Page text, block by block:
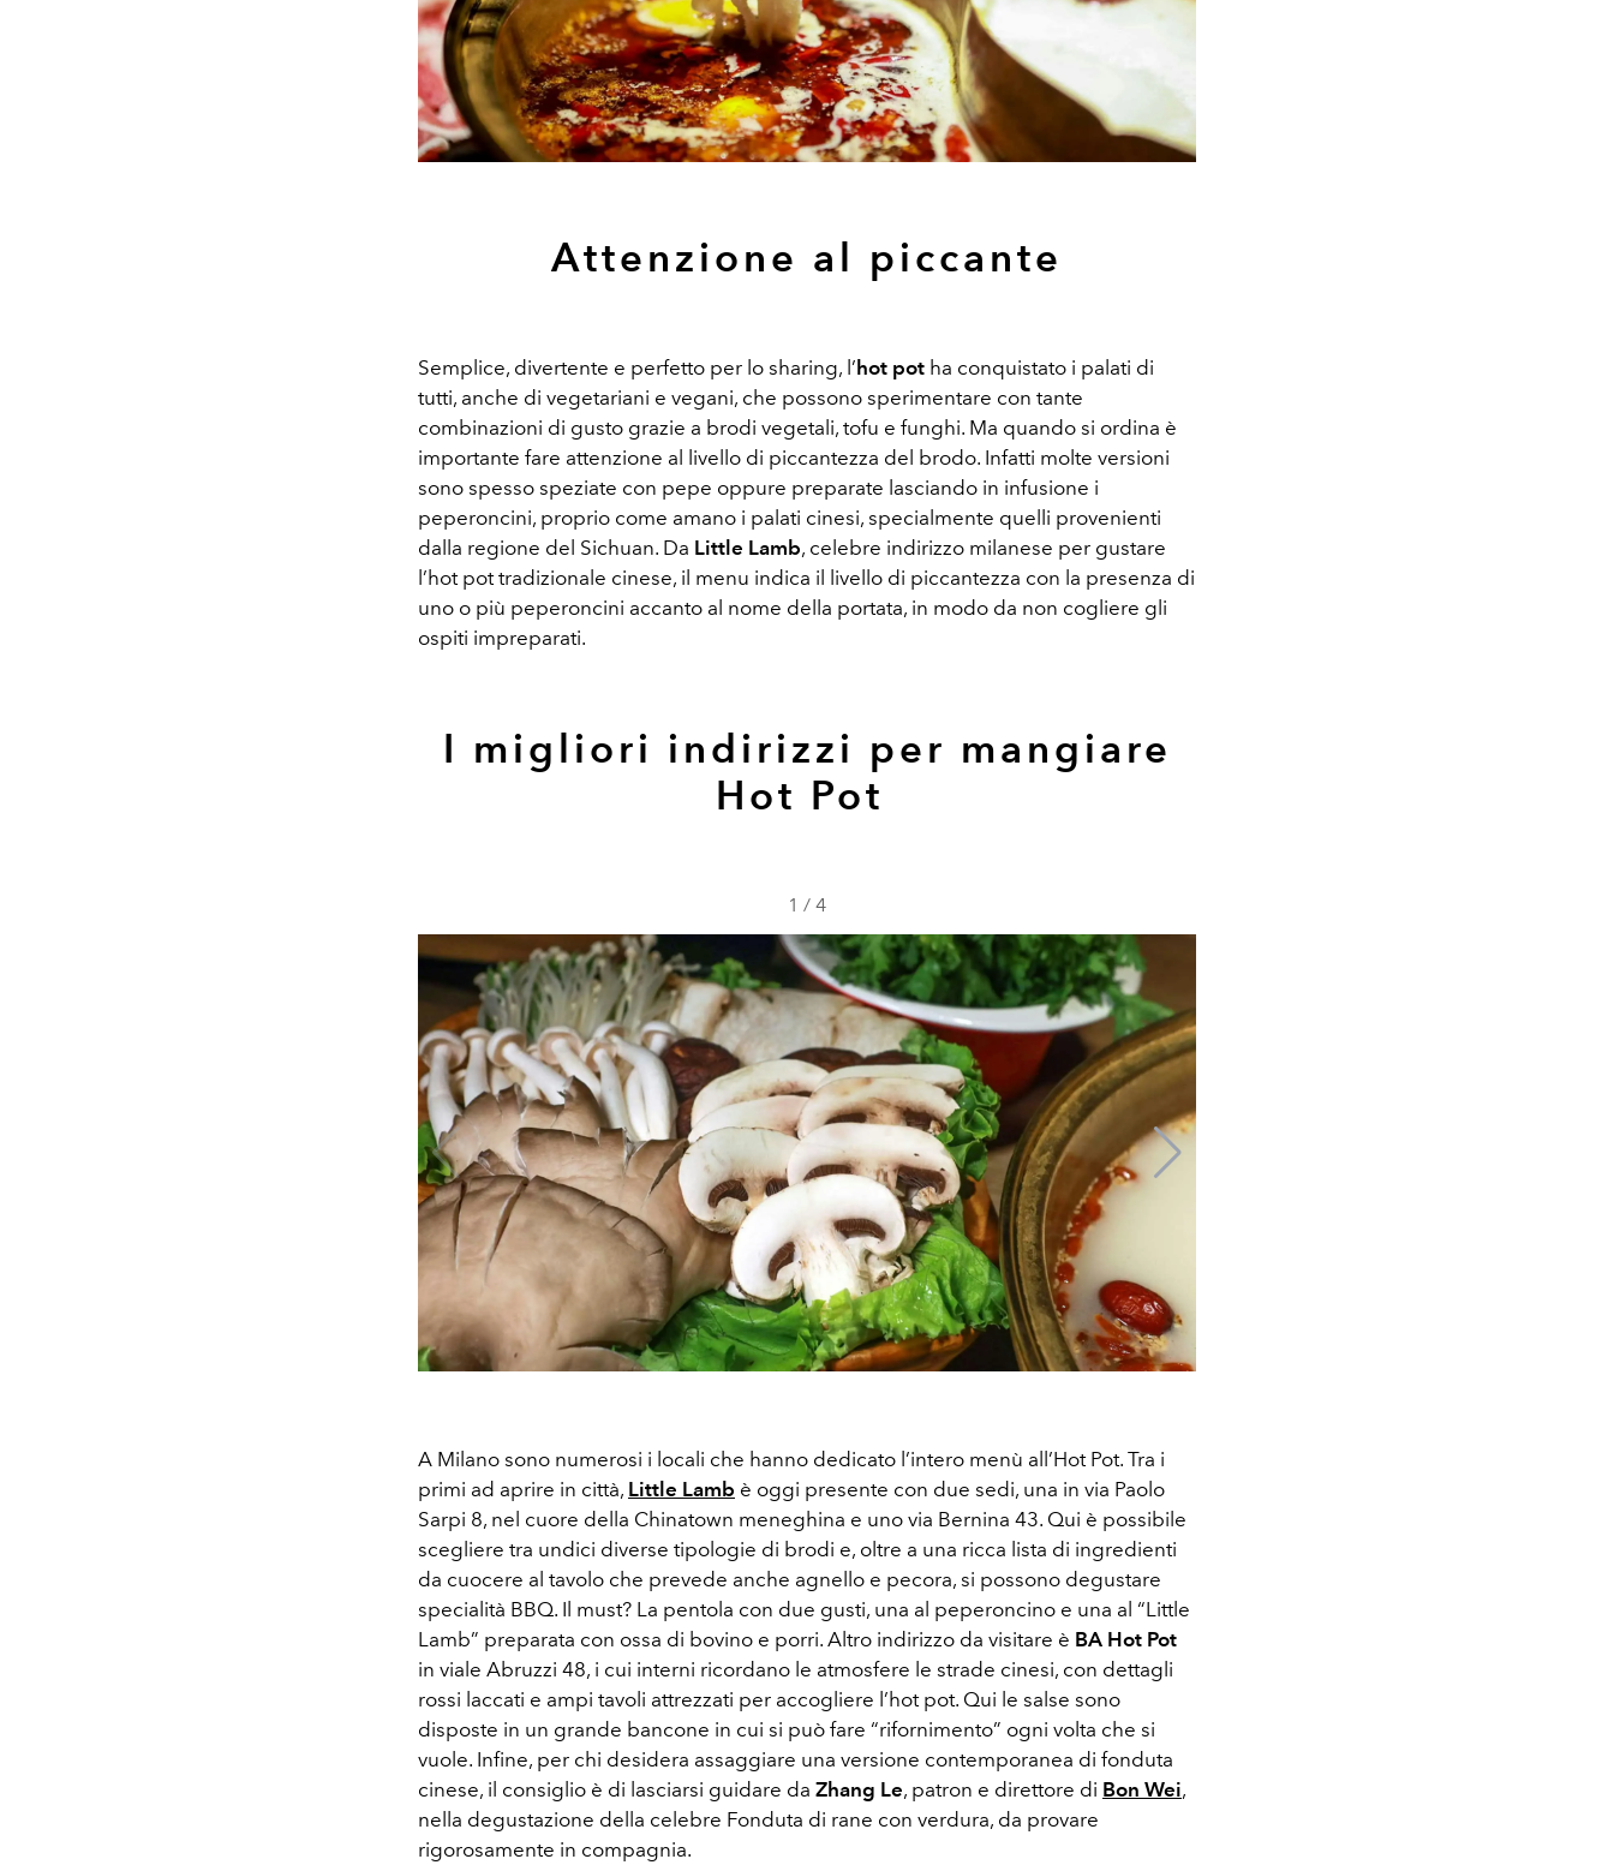
Attenzione al piccante
Semplice, divertente e perfetto per lo sharing, l’hot pot ha conquistato i palati di
tutti, anche di vegetariani e vegani, che possono sperimentare con tante
combinazioni di gusto grazie a brodi vegetali, tofu e funghi. Ma quando si ordina è
importante fare attenzione al livello di piccantezza del brodo. Infatti molte versioni
sono spesso speziate con pepe oppure preparate lasciando in infusione i
peperoncini, proprio come amano i palati cinesi, specialmente quelli provenienti
dalla regione del Sichuan. Da Little Lamb, celebre indirizzo milanese per gustare
l’hot pot tradizionale cinese, il menu indica il livello di piccantezza con la presenza di
uno o più peperoncini accanto al nome della portata, in modo da non cogliere gli
ospiti impreparati.
I migliori indirizzi per mangiare
Hot Pot
1 / 4
A Milano sono numerosi i locali che hanno dedicato l’intero menù all’Hot Pot. Tra i
primi ad aprire in città, Little Lamb è oggi presente con due sedi, una in via Paolo
Sarpi 8, nel cuore della Chinatown meneghina e uno via Bernina 43. Qui è possibile
scegliere tra undici diverse tipologie di brodi e, oltre a una ricca lista di ingredienti
da cuocere al tavolo che prevede anche agnello e pecora, si possono degustare
specialità BBQ. Il must? La pentola con due gusti, una al peperoncino e una al “Little
Lamb” preparata con ossa di bovino e porri. Altro indirizzo da visitare è BA Hot Pot
in viale Abruzzi 48, i cui interni ricordano le atmosfere le strade cinesi, con dettagli
rossi laccati e ampi tavoli attrezzati per accogliere l’hot pot. Qui le salse sono
disposte in un grande bancone in cui si può fare “rifornimento” ogni volta che si
vuole. Infine, per chi desidera assaggiare una versione contemporanea di fonduta
cinese, il consiglio è di lasciarsi guidare da Zhang Le, patron e direttore di Bon Wei,
nella degustazione della celebre Fonduta di rane con verdura, da provare
rigorosamente in compagnia.